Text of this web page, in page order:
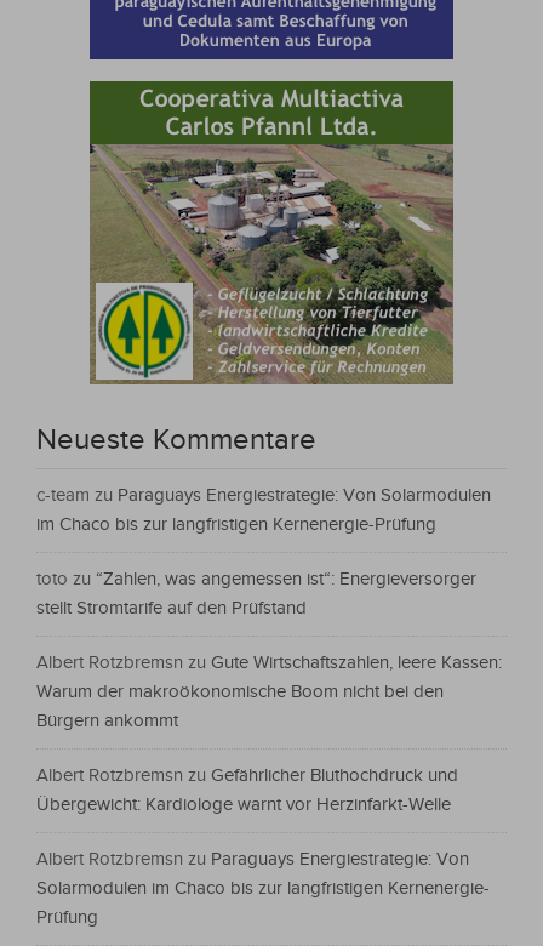
Neueste Kommentare
c-team zu Paraguays Energiestrategie: Von Solarmodulen
im Chaco bis zur langfristigen Kernenergie-Prüfung
toto zu “Zahlen, was angemessen ist“: Energieversorger
stellt Stromtarife auf den Prüfstand
Albert Rotzbremsn zu Gute Wirtschaftszahlen, leere Kassen:
Warum der makroökonomische Boom nicht bei den
Bürgern ankommt
Albert Rotzbremsn zu Gefährlicher Bluthochdruck und
Übergewicht: Kardiologe warnt vor Herzinfarkt-Welle
Albert Rotzbremsn zu Paraguays Energiestrategie: Von
Solarmodulen im Chaco bis zur langfristigen Kernenergie-
Prüfung